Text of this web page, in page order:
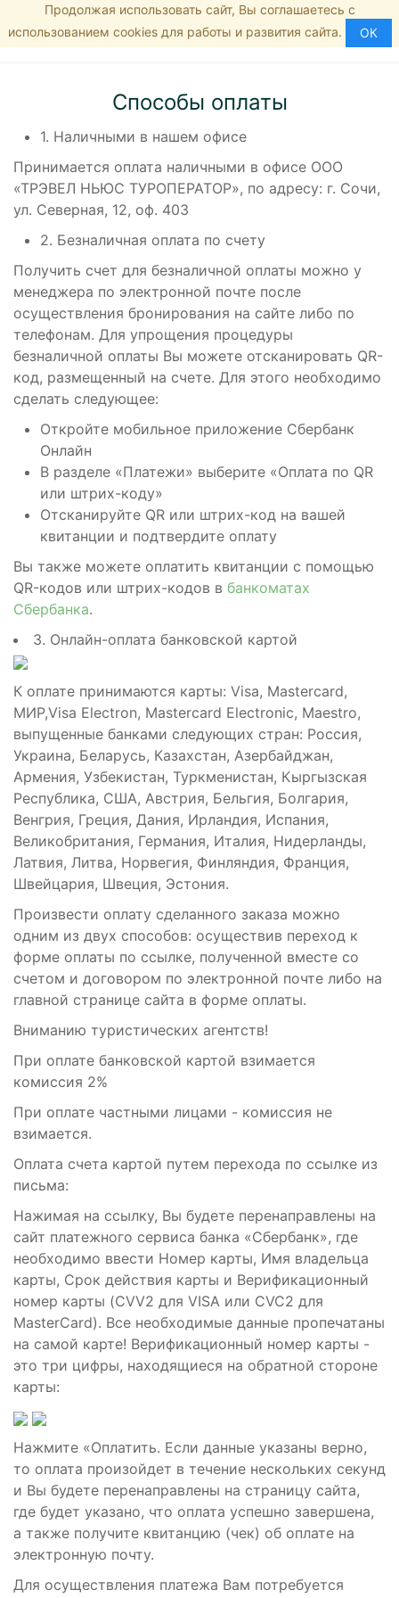
8 (800) 555-35-46 МЕНЮ
Главная страница
Способы оплаты
Способы оплаты
1. Наличными в нашем офисе
Принимается оплата наличными в офисе ООО
«ТРЭВЕЛ НЬЮС ТУРОПЕРАТОР», по адресу: г. Сочи,
ул. Северная, 12, оф. 403
2. Безналичная оплата по счету
Получить счет для безналичной оплаты можно у
менеджера по электронной почте после
осуществления бронирования на сайте либо по
телефонам. Для упрощения процедуры
безналичной оплаты Вы можете отсканировать QR-
код, размещенный на счете. Для этого необходимо
сделать следующее:
Откройте мобильное приложение Сбербанк
Онлайн
В разделе «Платежи» выберите «Оплата по QR
или штрих-коду»
Отсканируйте QR или штрих-код на вашей
квитанции и подтвердите оплату
Вы также можете оплатить квитанции с помощью
QR-кодов или штрих-кодов в банкоматах
Сбербанка.
3. Онлайн-оплата банковской картой
К оплате принимаются карты: Visa, Mastercard,
МИР,Visa Electron, Mastercard Electronic, Maestro,
выпущенные банками следующих стран: Россия,
Украина, Беларусь, Казахстан, Азербайджан,
Армения, Узбекистан, Туркменистан, Кыргызская
Республика, США, Австрия, Бельгия, Болгария,
Венгрия, Греция, Дания, Ирландия, Испания,
Великобритания, Германия, Италия, Нидерланды,
Латвия, Литва, Норвегия, Финляндия, Франция,
Швейцария, Швеция, Эстония.
Произвести оплату сделанного заказа можно
одним из двух способов: осуществив переход к
форме оплаты по ссылке, полученной вместе со
счетом и договором по электронной почте либо на
главной странице сайта в форме оплаты.
Вниманию туристических агентств!
При оплате банковской картой взимается
комиссия 2%
При оплате частными лицами - комиссия не
взимается.
Оплата счета картой путем перехода по ссылке из
письма:
Нажимая на ссылку, Вы будете перенаправлены на
сайт платежного сервиса банка «Сбербанк», где
необходимо ввести Номер карты, Имя владельца
карты, Срок действия карты и Верификационный
номер карты (CVV2 для VISA или CVC2 для
MasterCard). Все необходимые данные пропечатаны
на самой карте! Верификационный номер карты -
это три цифры, находящиеся на обратной стороне
карты:
Нажмите «Оплатить. Если данные указаны верно,
то оплата произойдет в течение нескольких секунд
и Вы будете перенаправлены на страницу сайта,
где будет указано, что оплата успешно завершена,
а также получите квитанцию (чек) об оплате на
электронную почту.
Для осуществления платежа Вам потребуется
Продолжая использовать сайт, Вы соглашаетесь с
использованием cookies для работы и развития сайта.
ОК